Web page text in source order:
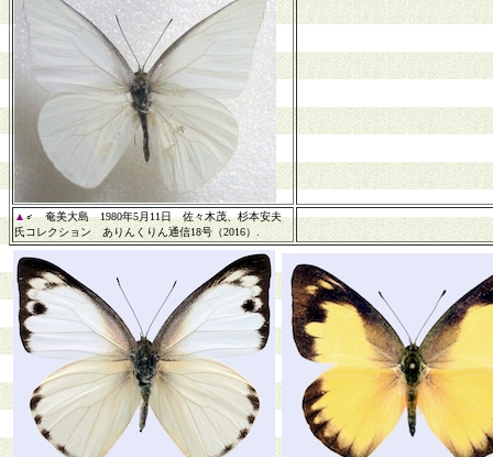
▲♂ 奄美大島 1980年5月11日 佐々木茂、杉本安夫
氏コレクション ありんくりん通信18号（2016）.